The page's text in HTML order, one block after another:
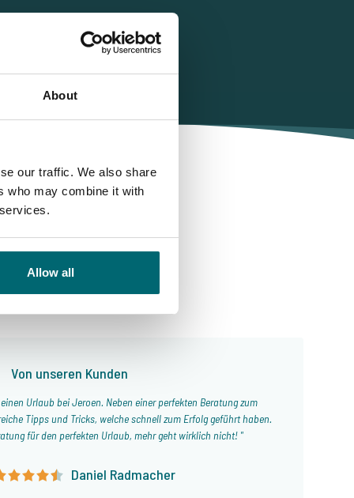
About
our traffic. We also share
who may combine it with
Allow all
Von unseren Kunden
Urlaub bei Jeroen. Neben einer perfekten Beratung zum
Tipps und Tricks, welche schnell zum Erfolg geführt haben.
für den perfekten Urlaub, mehr geht wirklich nicht!
Daniel Radmacher